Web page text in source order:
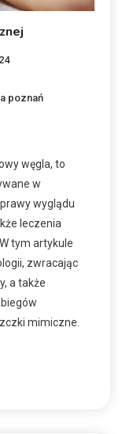
poznań
węgla, to
w
wyglądu
leczenia
tym artykule
zwracając
a także
mimiczne.